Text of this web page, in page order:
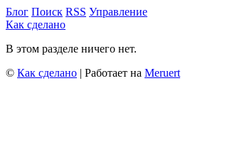
Блог Поиск RSS Управление
Как сделано
В этом разделе ничего нет.
© Как сделано | Работает на Meruert